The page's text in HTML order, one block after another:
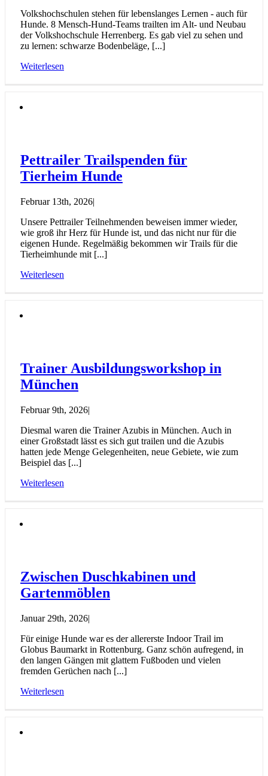
Volkshochschulen stehen für lebenslanges Lernen - auch für
Hunde. 8 Mensch-Hund-Teams trailten im Alt- und Neubau
der Volkshochschule Herrenberg. Es gab viel zu sehen und
zu lernen: schwarze Bodenbeläge, [...]
Weiterlesen
Pettrailer Trailspenden für
Tierheim Hunde
Februar 13th, 2026|
Unsere Pettrailer Teilnehmenden beweisen immer wieder,
wie groß ihr Herz für Hunde ist, und das nicht nur für die
eigenen Hunde. Regelmäßig bekommen wir Trails für die
Tierheimhunde mit [...]
Weiterlesen
Trainer Ausbildungsworkshop in
München
Februar 9th, 2026|
Diesmal waren die Trainer Azubis in München. Auch in
einer Großstadt lässt es sich gut trailen und die Azubis
hatten jede Menge Gelegenheiten, neue Gebiete, wie zum
Beispiel das [...]
Weiterlesen
Zwischen Duschkabinen und
Gartenmöblen
Januar 29th, 2026|
Für einige Hunde war es der allererste Indoor Trail im
Globus Baumarkt in Rottenburg. Ganz schön aufregend, in
den langen Gängen mit glattem Fußboden und vielen
fremden Gerüchen nach [...]
Weiterlesen